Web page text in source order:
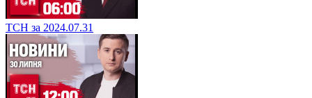
ТСН за 2024.07.31